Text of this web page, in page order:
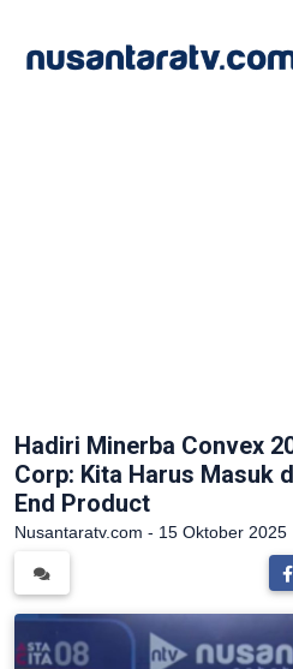
Hadiri Minerba Convex
Corp: Kita Harus Masuk
End Product
Nusantaratv.com - 15 Oktober 2025